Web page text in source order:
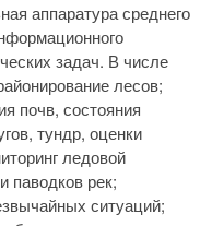
аппаратура среднего
задач. В числе
лесов;
почв, состояния
тундр, оценки
ледовой
паводков рек;
ситуаций;